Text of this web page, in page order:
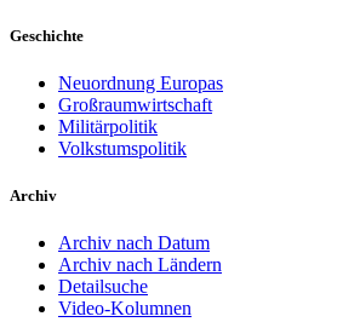
Geschichte
Neuordnung Europas
Großraumwirtschaft
Militärpolitik
Volkstumspolitik
Archiv
Archiv nach Datum
Archiv nach Ländern
Detailsuche
Video-Kolumnen